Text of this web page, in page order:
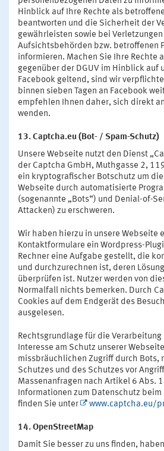
Hinblick auf Ihre Rechte als
beantworten und die Sicherheit der
gewährleisten sowie bei
Aufsichtsbehörden bzw. betroffenen
informieren. Machen Sie Ihre Rechte
gegenüber der DGUV im Hinblick auf
Facebook geltend, sind wir
binnen sieben Tagen an Facebook
empfehlen Ihnen daher, sich direkt
wenden.
13. Captcha.eu (Bot- / Spam-Schutz)
Unsere Webseite nutzt den Dienst
der Captcha GmbH, Muthgasse 2,
ein kryptografischer Botschutz um
Webseite durch automatisierte
(sogenannte „Bots“) und Denial-of-
Attacken) zu erschweren.
Wir haben hierzu in unsere Webseite
Kontaktformulare ein Wordpress-
Rechner eine Aufgabe gestellt, die
und durchzurechnen ist, deren
überprüfen ist. Nutzer werden von
Normalfall nichts bemerken. Durch
Cookies auf dem Endgerät des
ausgelesen.
Rechtsgrundlage für die
Interesse am Schutz unserer
missbräuchlichen Zugriff durch Bots,
Schutzes und des Schutzes vor
Massenanfragen nach Artikel 6 Abs.
Informationen zum Datenschutz beim
finden Sie unter
www.captcha.eu/
14. OpenStreetMap
Damit Sie besser zu uns finden,